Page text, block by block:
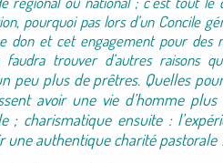
pourquoi pas lors d’un Concile
don et cet engagement pour
faudra trouver d’autres raisons
peu plus de prêtres. Quelles
avoir une vie d’homme
; charismatique ensuite :
une authentique charité pastorale